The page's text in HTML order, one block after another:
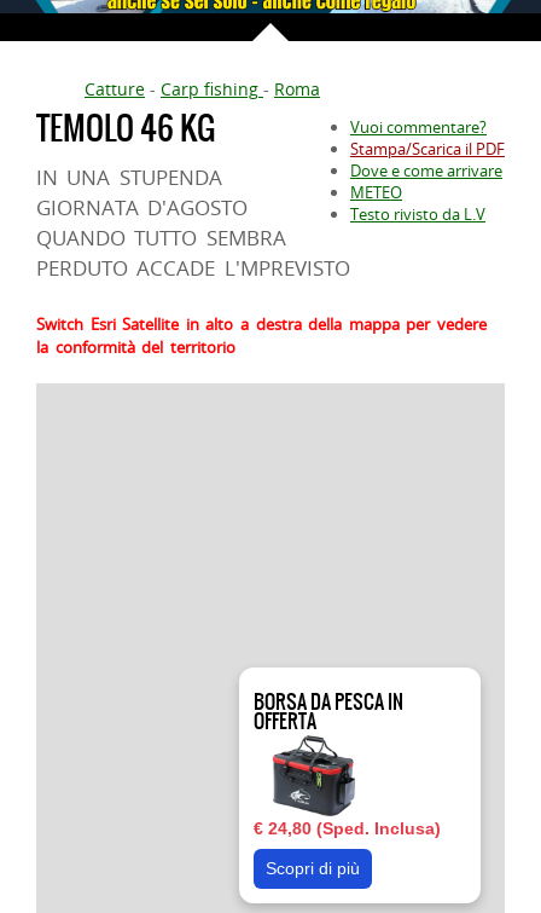
Catture - Carp fishing - Roma
Vuoi commentare?
Stampa/Scarica il PDF
Dove e come arrivare
METEO
Testo rivisto da L.V
TEMOLO 46 KG
IN UNA STUPENDA
GIORNATA D'AGOSTO
QUANDO TUTTO SEMBRA
PERDUTO ACCADE L'MPREVISTO
Switch Esri Satellite in alto a destra della mappa per vedere
la conformità del territorio
BORSA DA PESCA IN
OFFERTA
€ 24,80 (Sped. Inclusa)
Scopri di più